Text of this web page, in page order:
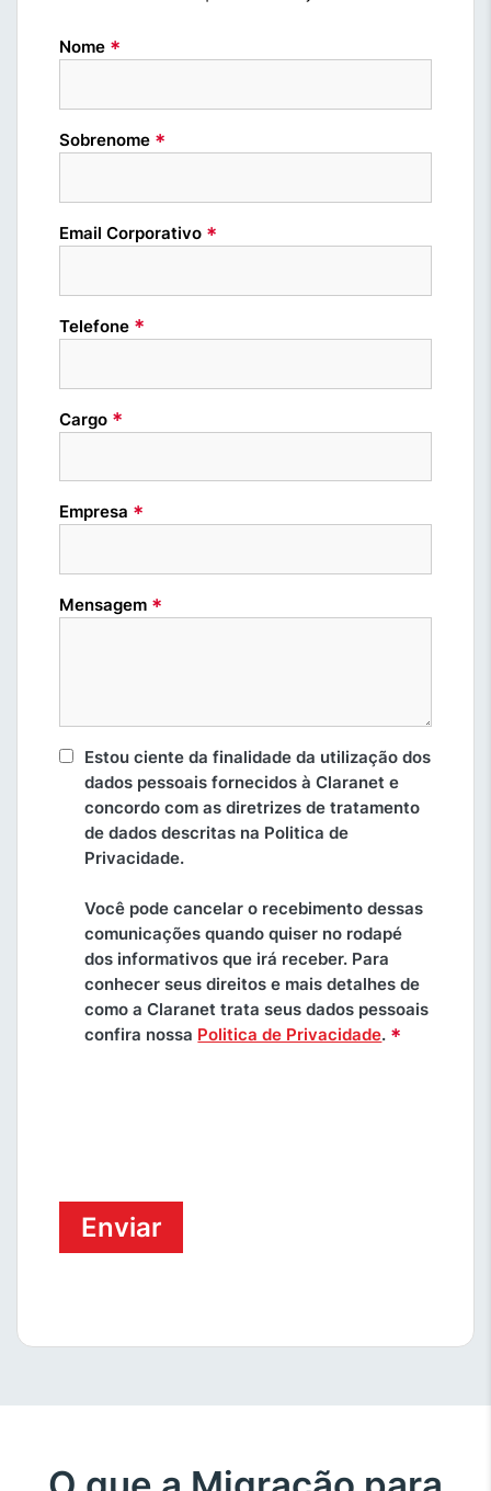
Nome *
Sobrenome *
Email Corporativo *
Telefone *
Cargo *
Empresa *
Mensagem *
Estou ciente da finalidade da utilização dos
dados pessoais fornecidos à Claranet e
concordo com as diretrizes de tratamento
de dados descritas na Politica de
Privacidade.
Você pode cancelar o recebimento dessas
comunicações quando quiser no rodapé
dos informativos que irá receber. Para
conhecer seus direitos e mais detalhes de
como a Claranet trata seus dados pessoais
confira nossa Politica de Privacidade. *